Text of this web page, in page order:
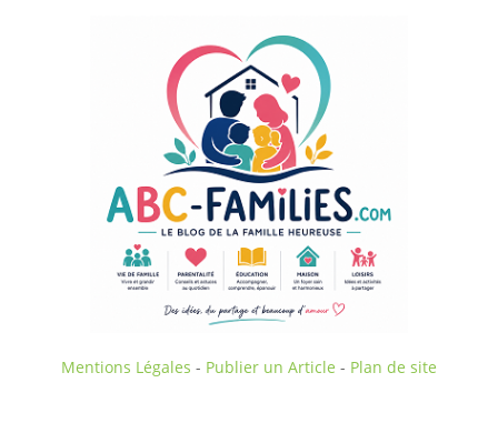
Mentions Légales - Publier un Article - Plan de site